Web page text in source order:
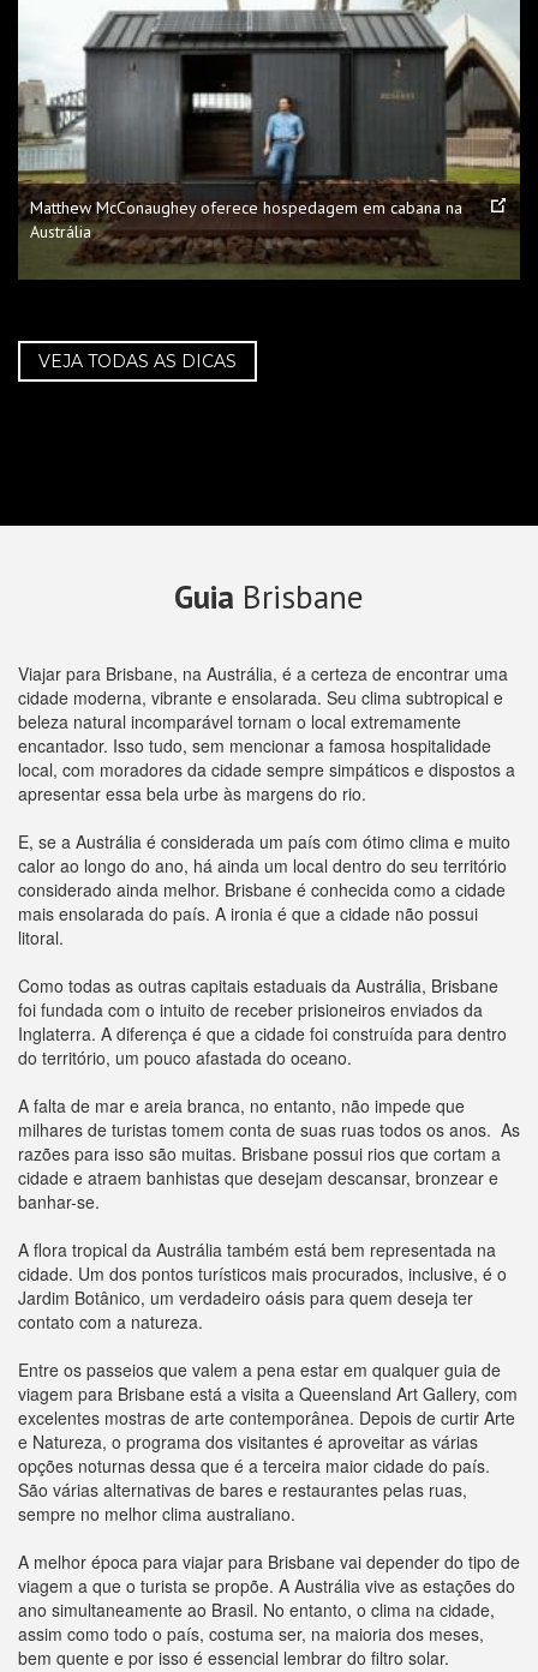
Matthew McConaughey oferece hospedagem em cabana na
Austrália
VEJA TODAS AS DICAS
Guia Brisbane
Viajar para Brisbane, na Austrália, é a certeza de encontrar uma
cidade moderna, vibrante e ensolarada. Seu clima subtropical e
beleza natural incomparável tornam o local extremamente
encantador. Isso tudo, sem mencionar a famosa hospitalidade
local, com moradores da cidade sempre simpáticos e dispostos a
apresentar essa bela urbe às margens do rio.
E, se a Austrália é considerada um país com ótimo clima e muito
calor ao longo do ano, há ainda um local dentro do seu território
considerado ainda melhor. Brisbane é conhecida como a cidade
mais ensolarada do país. A ironia é que a cidade não possui
litoral.
Como todas as outras capitais estaduais da Austrália, Brisbane
foi fundada com o intuito de receber prisioneiros enviados da
Inglaterra. A diferença é que a cidade foi construída para dentro
do território, um pouco afastada do oceano.
A falta de mar e areia branca, no entanto, não impede que
milhares de turistas tomem conta de suas ruas todos os anos. As
razões para isso são muitas. Brisbane possui rios que cortam a
cidade e atraem banhistas que desejam descansar, bronzear e
banhar-se.
A flora tropical da Austrália também está bem representada na
cidade. Um dos pontos turísticos mais procurados, inclusive, é o
Jardim Botânico, um verdadeiro oásis para quem deseja ter
contato com a natureza.
Entre os passeios que valem a pena estar em qualquer guia de
viagem para Brisbane está a visita a Queensland Art Gallery, com
excelentes mostras de arte contemporânea. Depois de curtir Arte
e Natureza, o programa dos visitantes é aproveitar as várias
opções noturnas dessa que é a terceira maior cidade do país.
São várias alternativas de bares e restaurantes pelas ruas,
sempre no melhor clima australiano.
A melhor época para viajar para Brisbane vai depender do tipo de
viagem a que o turista se propõe. A Austrália vive as estações do
ano simultaneamente ao Brasil. No entanto, o clima na cidade,
assim como todo o país, costuma ser, na maioria dos meses,
bem quente e por isso é essencial lembrar do filtro solar.